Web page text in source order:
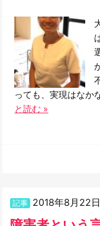
っても、実現はなか
と読む »
記事 2018年8月22日